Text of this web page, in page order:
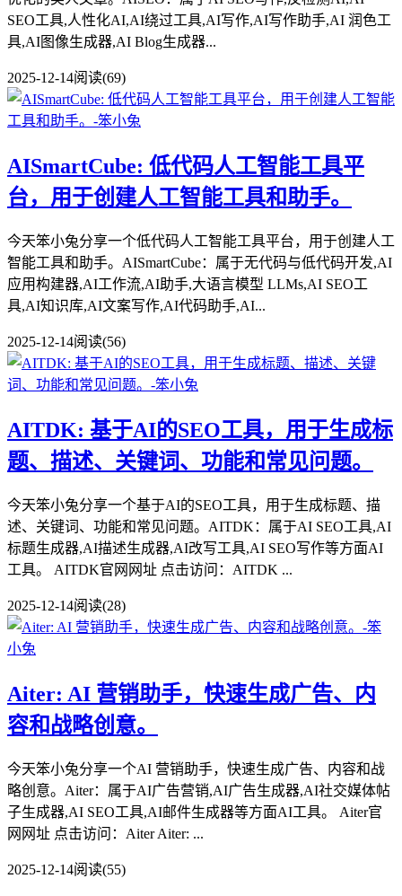
SEO工具,人性化AI,AI绕过工具,AI写作,AI写作助手,AI 润色工
具,AI图像生成器,AI Blog生成器...
2025-12-14阅读(69)
AISmartCube: 低代码人工智能工具平
台，用于创建人工智能工具和助手。
今天笨小兔分享一个低代码人工智能工具平台，用于创建人工
智能工具和助手。AISmartCube：属于无代码与低代码开发,AI
应用构建器,AI工作流,AI助手,大语言模型 LLMs,AI SEO工
具,AI知识库,AI文案写作,AI代码助手,AI...
2025-12-14阅读(56)
AITDK: 基于AI的SEO工具，用于生成标
题、描述、关键词、功能和常见问题。
今天笨小兔分享一个基于AI的SEO工具，用于生成标题、描
述、关键词、功能和常见问题。AITDK：属于AI SEO工具,AI
标题生成器,AI描述生成器,AI改写工具,AI SEO写作等方面AI
工具。 AITDK官网网址 点击访问：AITDK ...
2025-12-14阅读(28)
Aiter: AI 营销助手，快速生成广告、内
容和战略创意。
今天笨小兔分享一个AI 营销助手，快速生成广告、内容和战
略创意。Aiter：属于AI广告营销,AI广告生成器,AI社交媒体帖
子生成器,AI SEO工具,AI邮件生成器等方面AI工具。 Aiter官
网网址 点击访问：Aiter Aiter: ...
2025-12-14阅读(55)